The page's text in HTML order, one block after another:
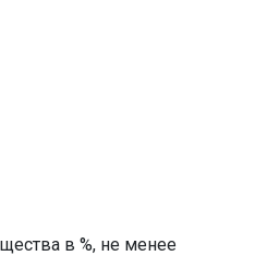
в %, не менее